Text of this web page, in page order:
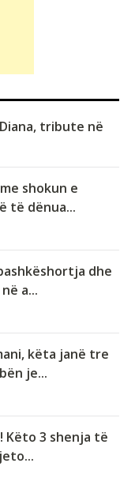
tribute në
shokun e
të dënua...
dhe
a...
këta janë tre
je...
Këto 3 shenja të